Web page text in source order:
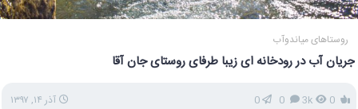
روستاهای میاندوآب
جریان آب در رودخانه ای زیبا طرفای روستای جان آقا
3k
0 آذر ۱۴, ۱۳۹۷